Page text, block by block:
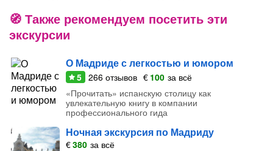
Также рекомендуем посетить эти
экскурсии
О Мадриде с легкостью и юмором
5 266 отзывов € 100 за всё
«Прочитать» испанскую столицу как
увлекательную книгу в компании
профессионального гида
Ночная экскурсия по Мадриду
€380 за всё